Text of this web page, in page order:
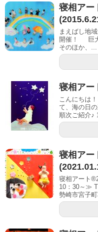
寝相アー
まえばし地
開催！ 巨
そのほか、...
寝相アー
こんにちは
て、海の日
順次ご紹介♪
寝相アー
寝相アート
10：30～≫
勢崎市宮子